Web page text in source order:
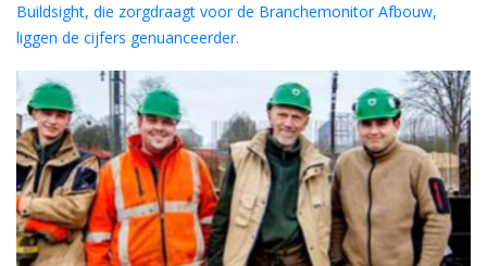
Buildsight, die zorgdraagt voor de Branchemonitor Afbouw,
liggen de cijfers genuanceerder.